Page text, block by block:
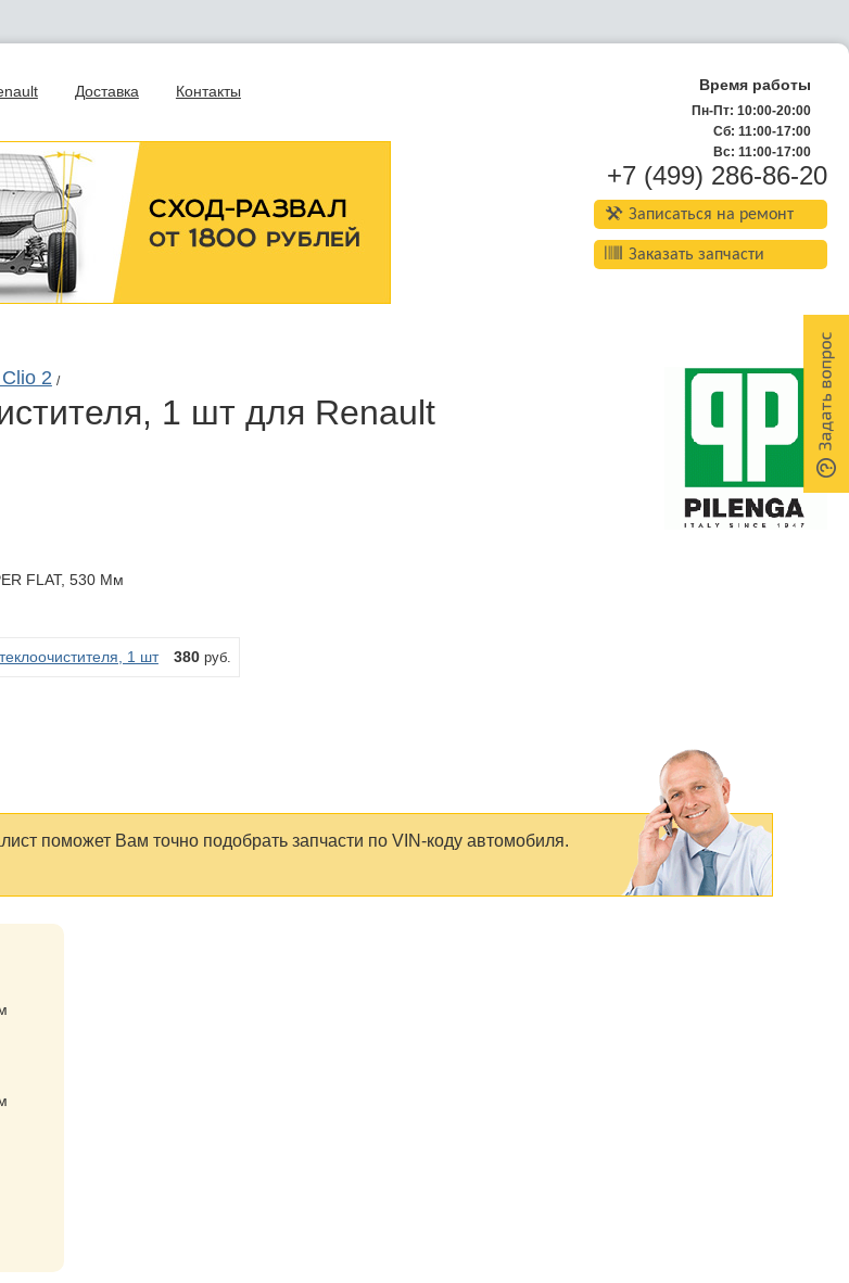
Время работы
Пн-Пт: 10:00-20:00
Сб: 11:00-17:00
Вс: 11:00-17:00
+7 (499) 286-86-20
Записаться на ремонт
Заказать запчасти
Доставка Контакты
2 /
FLAT, 530 Мм
1 шт 380 руб.
поможет Вам точно подобрать запчасти по VIN-коду автомобиля.